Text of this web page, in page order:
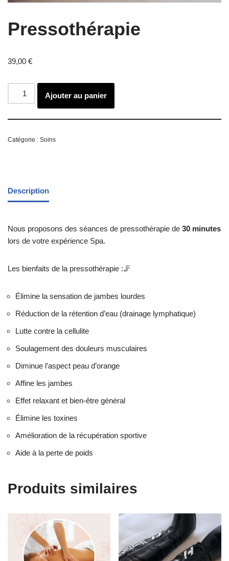
Pressothérapie
39,00 €
Ajouter au panier
Catégorie : Soins
Description
Nous proposons des séances de pressothérapie de 30 minutes
lors de votre expérience Spa.
Les bienfaits de la pressothérapie :🦵
Élimine la sensation de jambes lourdes
Réduction de la rétention d’eau (drainage lymphatique)
Lutte contre la cellulite
Soulagement des douleurs musculaires
Diminue l’aspect peau d’orange
Affine les jambes
Effet relaxant et bien-être général
Élimine les toxines
Amélioration de la récupération sportive
Aide à la perte de poids
Produits similaires